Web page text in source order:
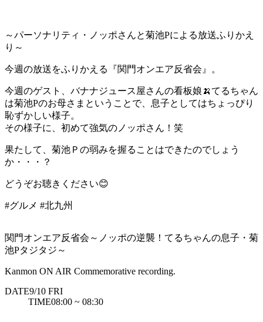
～パーソナリティ・ノッポさんと菊池Pによる放送ふりかえ
り～
今週の放送をふりかえる『関門オンエア反省会』。
今週のゲスト、バナナジュース屋さんの看板娘🍌てるちゃん
は菊池Pのお母さまということで、息子としてはちょっぴり
恥ずかしい様子。
その様子に、初めて強気のノッポさん！笑
果たして、菊池Ｐの弱みを握ることはできたのでしょう
か・・・？
どうぞお聴きください😊
#グルメ #北九州
関門オンエア反省会～ノッポの逆襲！てるちゃんの息子・菊
池Pタジタジ～
Kanmon ON AIR Commemorative recording.
DATE9/10 FRI
TIME08:00 ~ 08:30